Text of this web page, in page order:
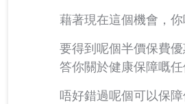
藉著現在這個機會，
要得到呢個半價保費
答你關於健康保障嘅任
唔好錯過呢個可以保